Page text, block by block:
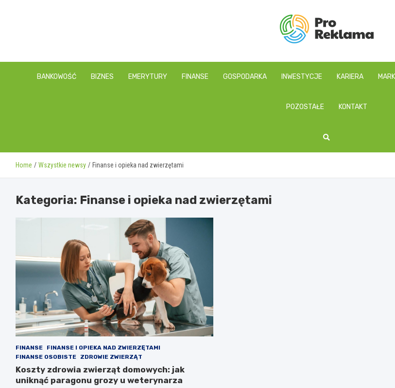
proreklama.pl
BANKOWOŚĆ BIZNES EMERYTURY FINANSE GOSPODARKA INWESTYCJE KARIERA
POZOSTAŁE KONTAKT
Home Wszystkie newsy Finanse i opieka nad zwierzętami
Kategoria: Finanse i opieka nad zwierzętami
FINANSE
FINANSE I OPIEKA NAD ZWIERZĘTAMI
FINANSE OSOBISTE
ZDROWIE ZWIERZĄT
Koszty zdrowia zwierząt domowych: jak
uniknąć paragonu grozy u weterynarza